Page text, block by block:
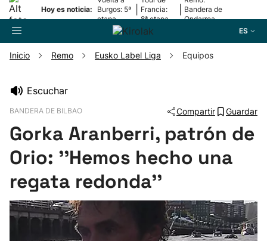
Hoy es noticia:
Burgos: 5ª
etapa
Francia:
8ª etapa
Bandera de
Ondarroa
ES
Pelota
Remo
Baloncesto
Inicio Remo Eusko Label Liga Equipos
Escuchar
BANDERA DE BILBAO Compartir Guardar
Gorka Aranberri, patrón de
Orio: ''Hemos hecho una
regata redonda''